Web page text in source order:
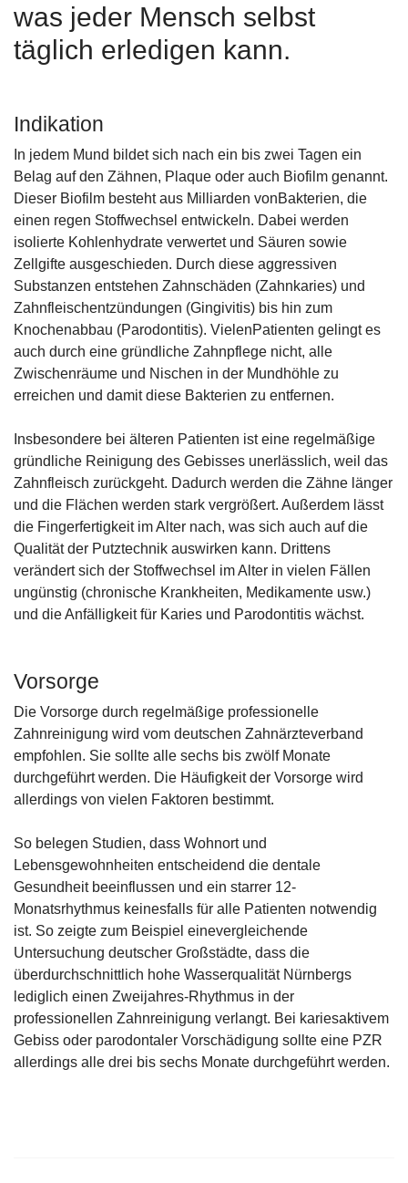
was jeder Mensch selbst
täglich erledigen kann.
Indikation
In jedem Mund bildet sich nach ein bis zwei Tagen ein
Belag auf den Zähnen, Plaque oder auch Biofilm genannt.
Dieser Biofilm besteht aus Milliarden vonBakterien, die
einen regen Stoffwechsel entwickeln. Dabei werden
isolierte Kohlenhydrate verwertet und Säuren sowie
Zellgifte ausgeschieden. Durch diese aggressiven
Substanzen entstehen Zahnschäden (Zahnkaries) und
Zahnfleischentzündungen (Gingivitis) bis hin zum
Knochenabbau (Parodontitis). VielenPatienten gelingt es
auch durch eine gründliche Zahnpflege nicht, alle
Zwischenräume und Nischen in der Mundhöhle zu
erreichen und damit diese Bakterien zu entfernen.
Insbesondere bei älteren Patienten ist eine regelmäßige
gründliche Reinigung des Gebisses unerlässlich, weil das
Zahnfleisch zurückgeht. Dadurch werden die Zähne länger
und die Flächen werden stark vergrößert. Außerdem lässt
die Fingerfertigkeit im Alter nach, was sich auch auf die
Qualität der Putztechnik auswirken kann. Drittens
verändert sich der Stoffwechsel im Alter in vielen Fällen
ungünstig (chronische Krankheiten, Medikamente usw.)
und die Anfälligkeit für Karies und Parodontitis wächst.
Vorsorge
Die Vorsorge durch regelmäßige professionelle
Zahnreinigung wird vom deutschen Zahnärzteverband
empfohlen. Sie sollte alle sechs bis zwölf Monate
durchgeführt werden. Die Häufigkeit der Vorsorge wird
allerdings von vielen Faktoren bestimmt.
So belegen Studien, dass Wohnort und
Lebensgewohnheiten entscheidend die dentale
Gesundheit beeinflussen und ein starrer 12-
Monatsrhythmus keinesfalls für alle Patienten notwendig
ist. So zeigte zum Beispiel einevergleichende
Untersuchung deutscher Großstädte, dass die
überdurchschnittlich hohe Wasserqualität Nürnbergs
lediglich einen Zweijahres-Rhythmus in der
professionellen Zahnreinigung verlangt. Bei kariesaktivem
Gebiss oder parodontaler Vorschädigung sollte eine PZR
allerdings alle drei bis sechs Monate durchgeführt werden.